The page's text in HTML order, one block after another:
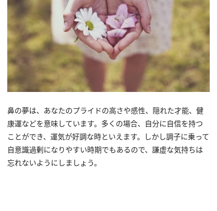
鼻の夢は、あなたのプライドの高さや感性、隠れた才能、健
康運などを意味しています。多くの場合、自分に自信を持つ
ことができ、運気が好調な時といえます。しかし調子に乗って
自意識過剰になりやすい時期でもあるので、謙虚な気持ちは
忘れないようにしましょう。